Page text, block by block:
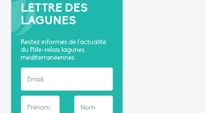
LETTRE DES
LAGUNES
Restez informés de l'actualité
du Pôle-relais lagunes
méditerranéennes